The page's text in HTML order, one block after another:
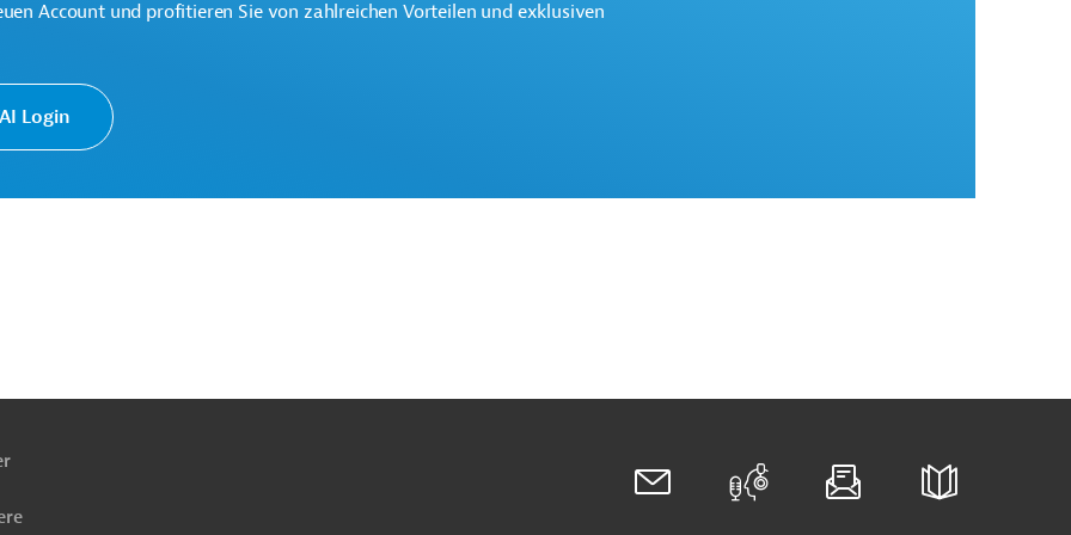
und Karibik.
übergreifend Projekte
Account und profitieren Sie von zahlreichen Vorteilen und exklusiven
Login